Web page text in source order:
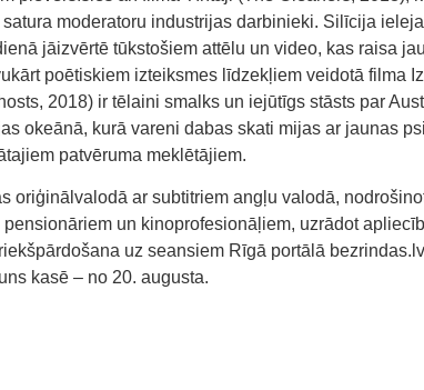
moderatoru industrijas darbinieki. Silīcija
jāizvērtē tūkstošiem attēlu un video, kas raisa
poētiskiem izteiksmes līdzekļiem veidotā filma
2018) ir tēlaini smalks un iejūtīgs stāsts par
okeānā, kurā vareni dabas skati mijas ar jaunas
patvēruma meklētājiem.
oriģinālvalodā ar subtitriem angļu valodā,
un kinoprofesionāļiem, uzrādot
uz seansiem Rīgā portālā
kasē – no 20. augusta.